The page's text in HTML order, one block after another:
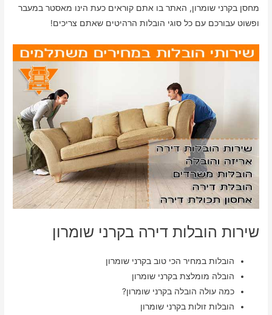
מחסן בקרני שומרון, האתר בו אתם קוראים כעת הינו מאסטר במעבר
ופשוט עבורכם עם כל סוגי הובלות הרהיטים שאתם צריכים!
שירות הובלות דירה בקרני שומרון
הובלות במחיר הכי טוב בקרני שומרון
הובלה מומלצת בקרני שומרון
כמה עולה הובלה בקרני שומרון?
הובלות זולות בקרני שומרון